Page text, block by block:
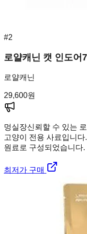
#2
로얄캐닌 캣 인도어
로얄캐닌
29,600원
멍실장신뢰할 수 있는
고양이 전용 사료입니
원료로 구성되었습니다.
최저가 구매